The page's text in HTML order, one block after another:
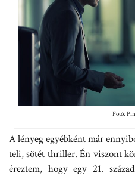
Fotó:
A lényeg egyébként már
teli, sötét thriller. Én viszont
éreztem, hogy egy 21.